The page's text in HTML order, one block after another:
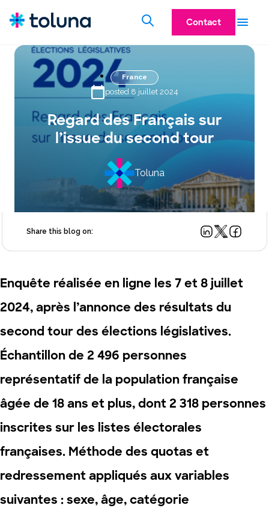
Contact
France
posted 8 juillet 2024
Regard des Français sur
l’issue du second tour
Toluna
Share this blog on:
Enquête réalisée en ligne les 7et8juillet
2024, après l’annonce des résultats du
second tour des élections législatives.
Échantillon de 2 496 personnes
représentatif de la population française
âgée de 18 ans et plus, dont 2 318 personnes
inscrites sur les listes électorales
françaises. Méthode des quotas et
redressement appliqués aux variables
suivantes : sexe, âge, catégorie